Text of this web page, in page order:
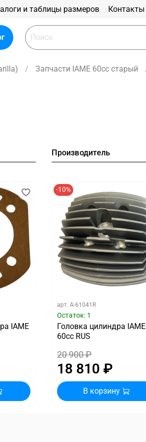
и таблицы размеров Контакты
Запчасти IAME 60cc старый
Производитель
IAME
-10%
арт.A-61041R
Остаток: 1
Головка цилиндра IAME
60cc RUS
20 900 ₽
18 810 ₽
В корзину